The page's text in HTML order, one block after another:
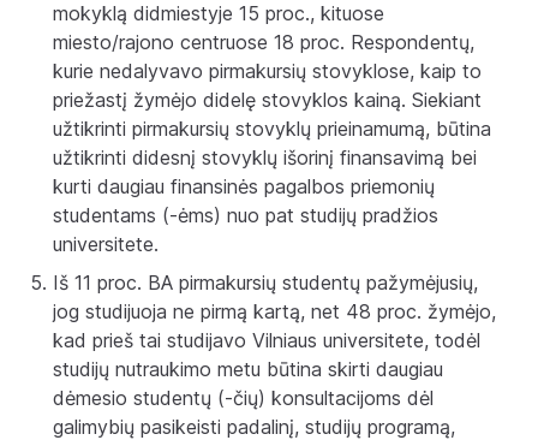
mokyklą didmiestyje 15 proc., kituose
miesto/rajono centruose 18 proc. Respondentų,
kurie nedalyvavo pirmakursių stovyklose, kaip to
priežastį žymėjo didelę stovyklos kainą. Siekiant
užtikrinti pirmakursių stovyklų prieinamumą, būtina
užtikrinti didesnį stovyklų išorinį finansavimą bei
kurti daugiau finansinės pagalbos priemonių
studentams (-ėms) nuo pat studijų pradžios
universitete.
Iš 11 proc. BA pirmakursių studentų pažymėjusių,
jog studijuoja ne pirmą kartą, net 48 proc. žymėjo,
kad prieš tai studijavo Vilniaus universitete, todėl
studijų nutraukimo metu būtina skirti daugiau
dėmesio studentų (-čių) konsultacijoms dėl
galimybių pasikeisti padalinį, studijų programą,